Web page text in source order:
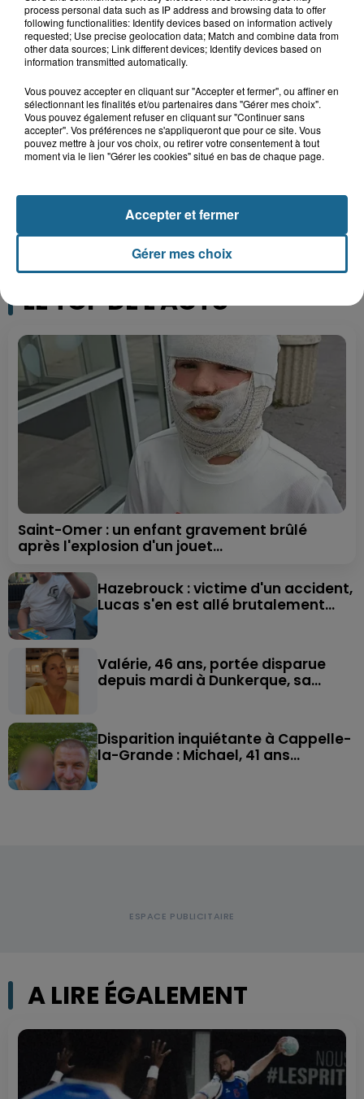
TOUTE L'ACTU LOCALE
LE TOP DE L'ACTU
Saint-Omer : un enfant gravement brûlé
après l'explosion d'un jouet...
Hazebrouck : victime d'un accident,
Lucas s'en est allé brutalement...
Valérie, 46 ans, portée disparue
depuis mardi à Dunkerque, sa...
Disparition inquiétante à Cappelle-
la-Grande : Michael, 41 ans...
A LIRE ÉGALEMENT
process personal data such as IP address and browsing data to offer
following functionalities: Identify devices based on information actively
requested; Use precise geolocation data; Match and combine data from
other data sources; Link different devices; Identify devices based on
information transmitted automatically.
Vous pouvez accepter en cliquant sur "Accepter et fermer", ou affiner en
sélectionnant les finalités et/ou partenaires dans "Gérer mes choix".
Vous pouvez également refuser en cliquant sur "Continuer sans
accepter". Vos préférences ne s'appliqueront que pour ce site. Vous
pouvez mettre à jour vos choix, ou retirer votre consentement à tout
moment via le lien "Gérer les cookies" situé en bas de chaque page.
Gérer mes choix
Accepter et fermer